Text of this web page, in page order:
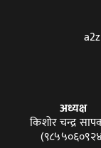
अध्यक्ष
किशोर चन्द्र